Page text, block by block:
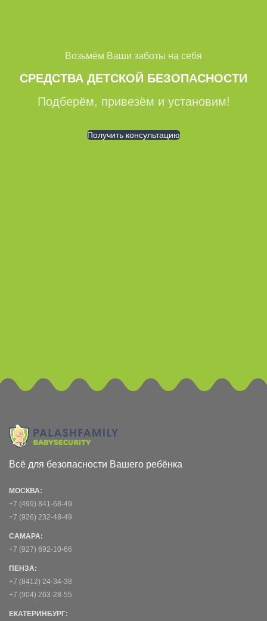
Возьмём Ваши заботы на себя
СРЕДСТВА ДЕТСКОЙ БЕЗОПАСНОСТИ
Подберём, привезём и установим!
Получить консультацию
Всё для безопасности Вашего ребёнка
МОСКВА:
+7 (499) 841-68-49
+7 (926) 232-48-49
САМАРА:
+7 (927) 692-10-66
ПЕНЗА:
+7 (8412) 24-34-38
+7 (904) 263-28-55
ЕКАТЕРИНБУРГ: